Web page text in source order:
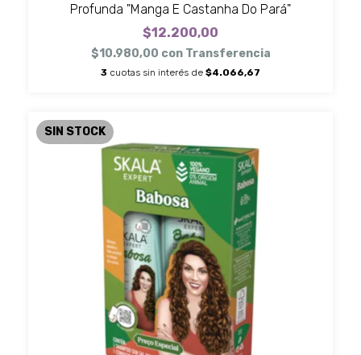
Profunda "Manga E Castanha Do Pará"
$12.200,00
$10.980,00 con Transferencia
3 cuotas sin interés de $4.066,67
SIN STOCK